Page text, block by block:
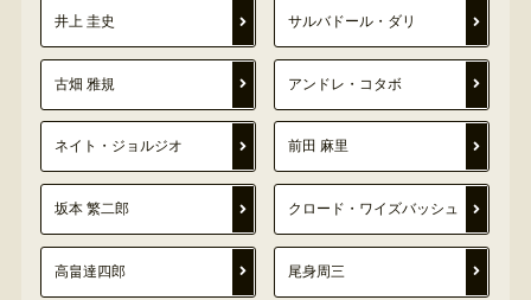
井上 圭史 サルバドール・ダリ
古畑 雅規 アンドレ・コタボ
ネイト・ジョルジオ 前田 麻里
坂本 繁二郎 クロード・ワイズバッシュ
高畠達四郎 尾身周三